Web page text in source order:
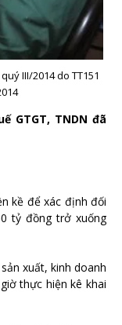
III/2014 do TT151
GTGT, TNDN đã
kề để xác định đối
tỷ đồng trở xuống
xuất, kinh doanh
thực hiện kê khai